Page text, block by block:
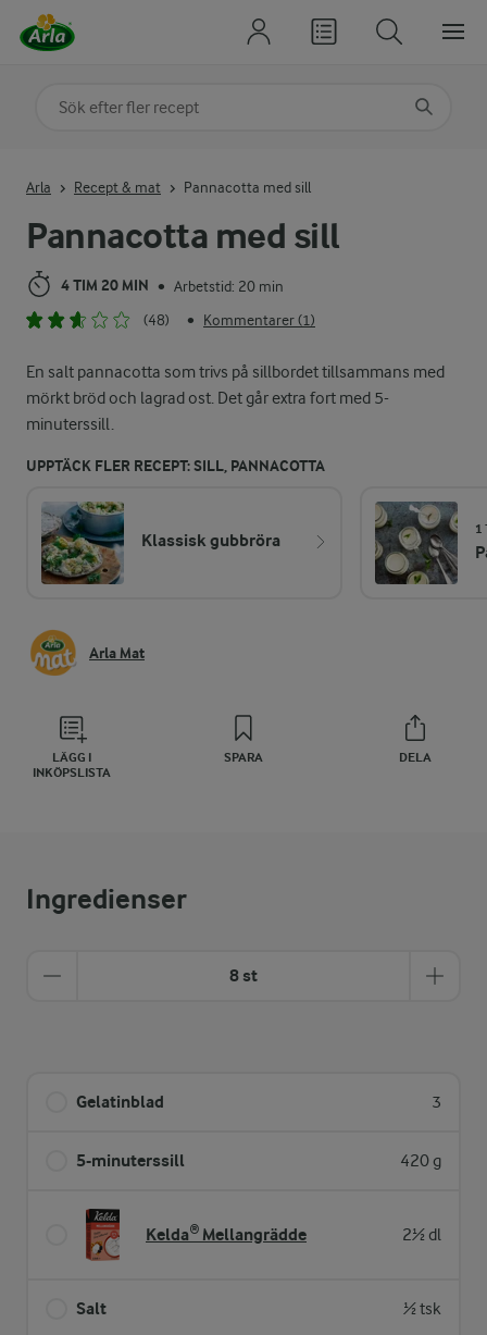
Pannacotta med sill
4 TIM 20 MIN • Arbetstid: 20 min
(48)
• Kommentarer (1)
En salt pannacotta som trivs på sillbordet tillsammans med
mörkt bröd och lagrad ost. Det går extra fort med 5-
minuterssill.
UPPTÄCK FLER RECEPT: SILL, PANNACOTTA
Klassisk gubbröra
1
Arla Mat
LÄGG I
INKÖPSLISTA
SPARA DELA
Arla Recept & mat Pannacotta med sill
Ingredienser
8 st
Gelatinblad 3
5-minuterssill 420 g
Kelda® Mellangrädde 2½ dl
Salt ½ tsk
Sök på kategori eller ingrediens